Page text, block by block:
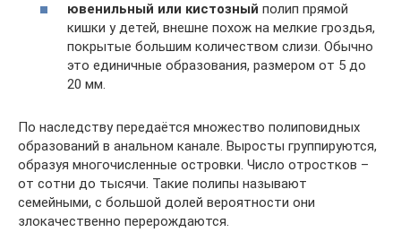
ювенильный или кистозный полип прямой
кишки у детей, внешне похож на мелкие гроздья,
покрытые большим количеством слизи. Обычно
это единичные образования, размером от 5 до
20 мм.
По наследству передаётся множество полиповидных
образований в анальном канале. Выросты группируются,
образуя многочисленные островки. Число отростков –
от сотни до тысячи. Такие полипы называют
семейными, с большой долей вероятности они
злокачественно перерождаются.